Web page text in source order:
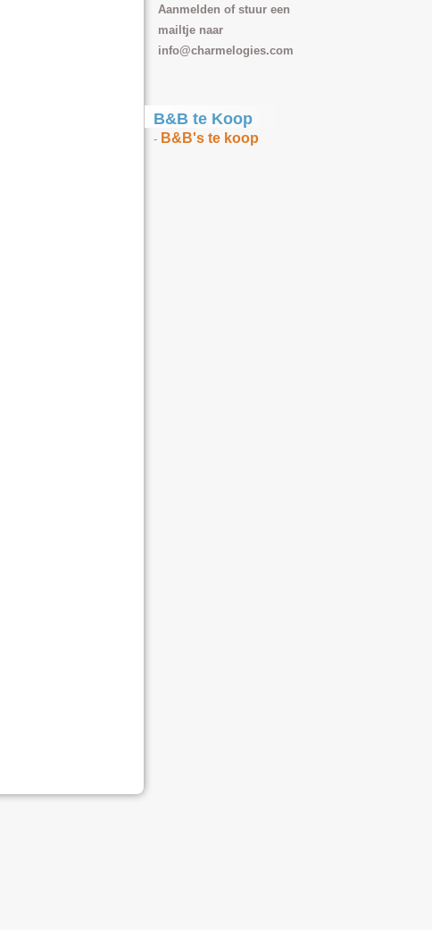
Aanmelden of stuur een
mailtje naar
info@charmelogies.com
B&B te Koop
- B&B's te koop